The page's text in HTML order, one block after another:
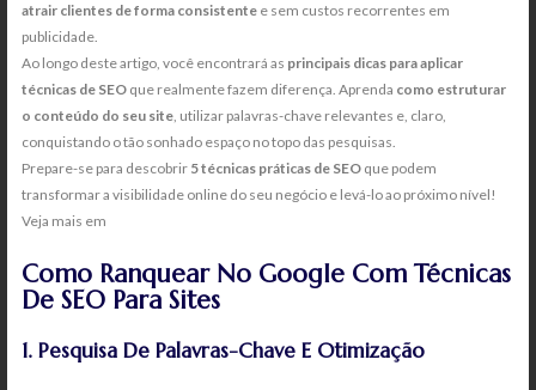
atrair clientes de forma consistente e sem custos recorrentes em
publicidade.
Ao longo deste artigo, você encontrará as principais dicas para aplicar
técnicas de SEO que realmente fazem diferença. Aprenda como estruturar
o conteúdo do seu site, utilizar palavras-chave relevantes e, claro,
conquistando o tão sonhado espaço no topo das pesquisas.
Prepare-se para descobrir 5 técnicas práticas de SEO que podem
transformar a visibilidade online do seu negócio e levá-lo ao próximo nível!
Veja mais em
Como Ranquear No Google Com Técnicas
De SEO Para Sites
1. Pesquisa De Palavras-Chave E Otimização